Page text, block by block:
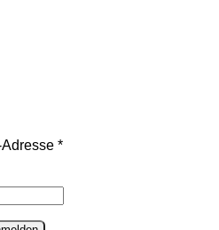
*Erforderlich